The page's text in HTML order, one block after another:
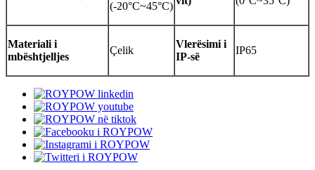
(-20°C~45°C)
Materiali i
mbështjelljes
Çelik
Vlerësimi i
IP-së
IP65